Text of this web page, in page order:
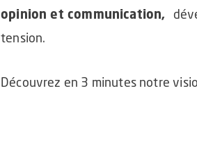
opinion et communication,
tension.
Découvrez en 3 minutes notre